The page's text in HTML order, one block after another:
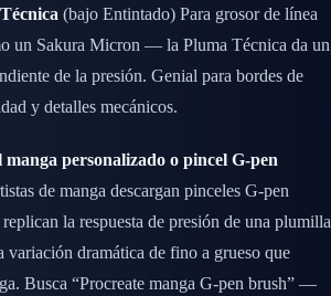
(bajo Entintado) Para grosor de línea
un Sakura Micron — la Pluma Técnica da un
de la presión. Genial para bordes de
y detalles mecánicos.
personalizado o pincel G-pen
de manga descargan pinceles G-pen
la respuesta de presión de una plumilla
variación dramática de fino a grueso que
Busca “Procreate manga G-pen brush” —